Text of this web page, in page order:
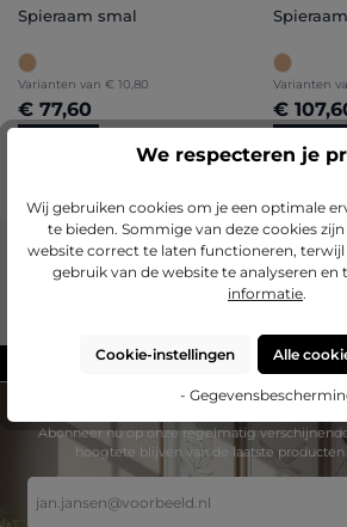
Spieraam smal
Varianten van € 10,80
€ 77,60
Varianten
€
Gemaakt in Duitsland
NIEUWSBRIEF
Abonneer nu op onze regelmatig
hoogtete blijven van de laatste
mailadres
We respecteren je
Wij gebruiken cookies om je een optimale
te bieden. Sommige van deze cookies
website correct te laten functioneren, terwijl
gebruik van de website te analyseren en
informatie.
Cookie-instellingen Alle
-